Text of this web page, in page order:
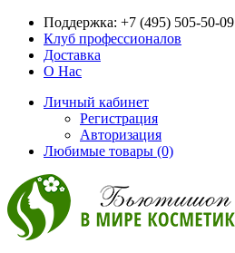
Поддержка: +7 (495) 505-50-09
Клуб профессионалов
Доставка
О Нас
Личный кабинет
Регистрация
Авторизация
Любимые товары (0)